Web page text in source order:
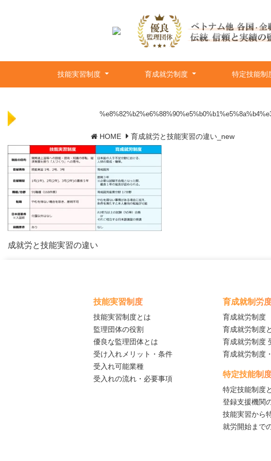
技能実習制度 育成就労制度 特定技能制
HOME 育成就労と技能実習の違い_new
成就労と技能実習の違い
技能実習制度
技能実習制度とは
監理団体の役割
優良な監理団体とは
受け入れメリット・条件
受入れ可能業種
受入れの流れ・必要事項
育成就制労
育成就労制度
育成就労制度
育成就労制度
育成就労制度
特定技能制
特定技能制度
登録支援機関
技能実習から
就労開始まで